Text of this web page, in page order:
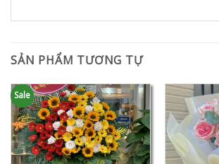
SẢN PHẨM TƯƠNG TỰ
Sale